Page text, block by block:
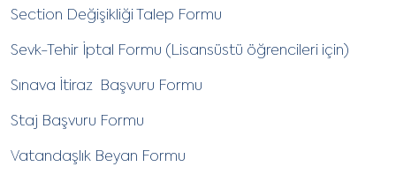
Section Değişikliği Talep Formu
Sevk-Tehir İptal Formu (Lisansüstü öğrencileri için)
Sınava İtiraz Başvuru Formu
Staj Başvuru Formu
Vatandaşlık Beyan Formu